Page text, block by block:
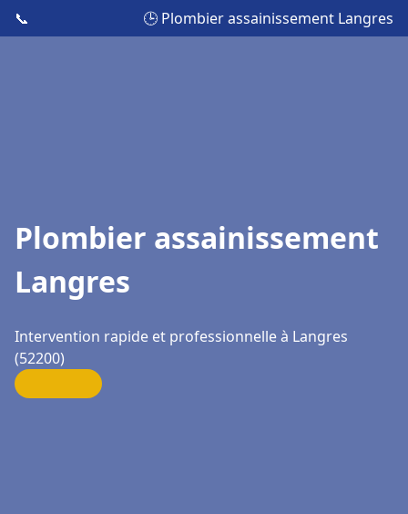
📞 🕒 Plombier assainissement Langres
Plombier assainissement
Langres
Intervention rapide et professionnelle à Langres
(52200)